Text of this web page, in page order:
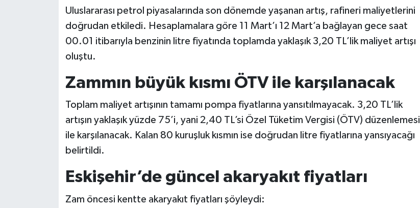
Uluslararası petrol piyasalarında son dönemde yaşanan artış, rafineri maliyetlerini
doğrudan etkiledi. Hesaplamalara göre 11 Mart’ı 12 Mart’a bağlayan gece saat
00.01 itibarıyla benzinin litre fiyatında toplamda yaklaşık 3,20 TL’lik maliyet artışı
oluştu.
Zammın büyük kısmı ÖTV ile karşılanacak
Toplam maliyet artışının tamamı pompa fiyatlarına yansıtılmayacak. 3,20 TL’lik
artışın yaklaşık yüzde 75’i, yani 2,40 TL’si Özel Tüketim Vergisi (ÖTV) düzenlemesi
ile karşılanacak. Kalan 80 kuruşluk kısmın ise doğrudan litre fiyatlarına yansıyacağı
belirtildi.
Eskişehir’de güncel akaryakıt fiyatları
Zam öncesi kentte akaryakıt fiyatları şöyleydi: